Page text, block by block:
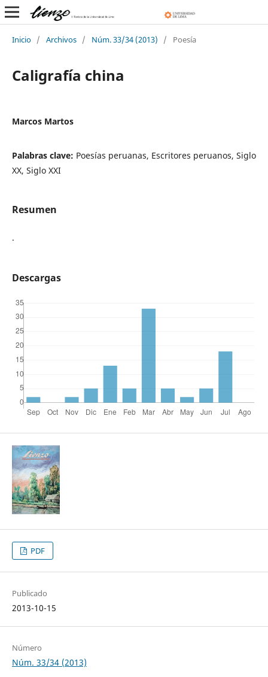
Inicio / Archivos / Núm. 33/34 (2013) / Poesía
Caligrafía china
Marcos Martos
Palabras clave: Poesías peruanas, Escritores peruanos, Siglo
XX, Siglo XXI
Resumen
.
Descargas
PDF
Publicado
2013-10-15
Número
Núm. 33/34 (2013)